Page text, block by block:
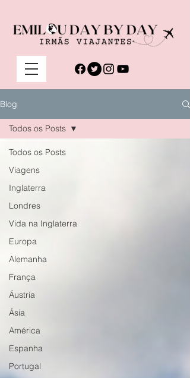
Blog
Todos os Posts
Viagens
Inglaterra
Londres
Vida na Inglaterra
Europa
Alemanha
França
Áustria
Ásia
América
Espanha
Portugal
Todos os Posts